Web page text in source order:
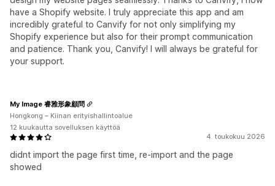
have a Shopify website. I truly appreciate this app and am
incredibly grateful to Canvify for not only simplifying my
Shopify experience but also for their prompt communication
and patience. Thank you, Canvify! I will always be grateful for
your support.
4. toukokuu 2026
didnt import the page first time, re-import and the page
showed
My Image 睿雅形象顧問
Hongkong – Kiinan erityishallintoalue
12 kuukautta sovelluksen käyttöä